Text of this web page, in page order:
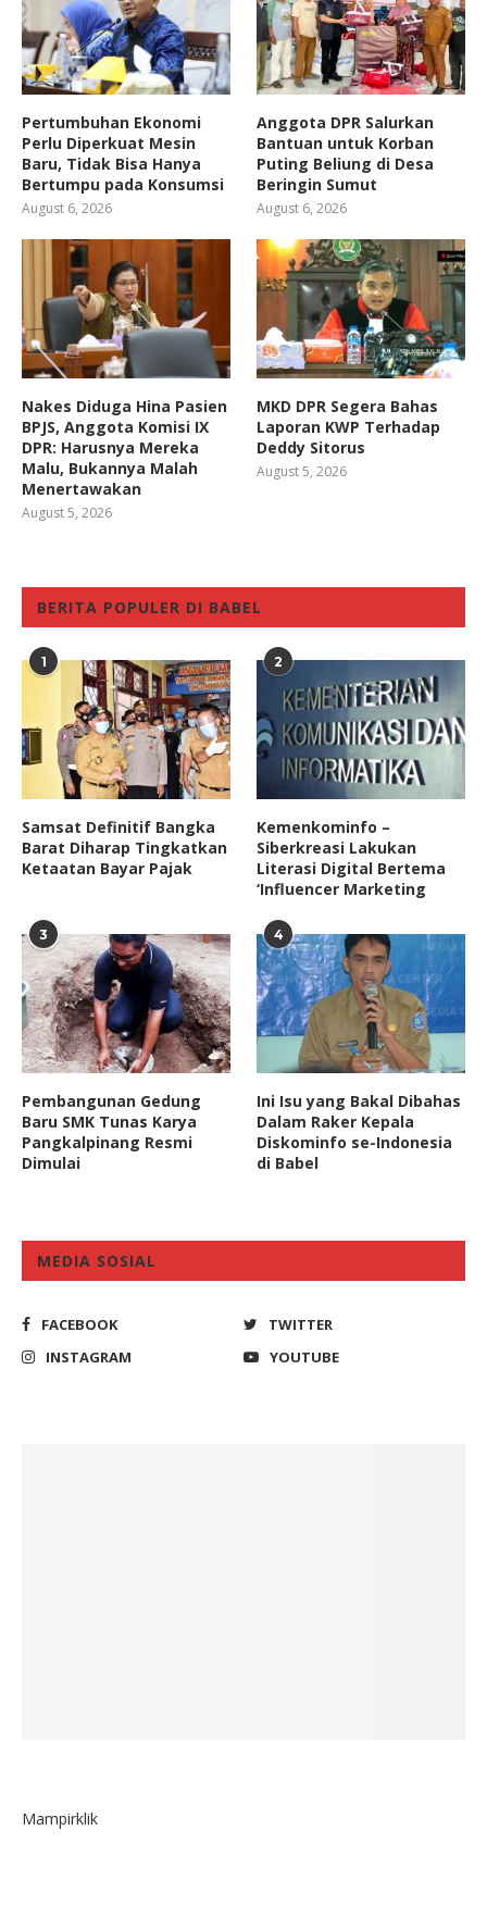
Pertumbuhan Ekonomi
Perlu Diperkuat Mesin
Baru, Tidak Bisa Hanya
Bertumpu pada Konsumsi
August 6, 2026
Anggota DPR Salurkan
Bantuan untuk Korban
Puting Beliung di Desa
Beringin Sumut
August 6, 2026
Nakes Diduga Hina Pasien
BPJS, Anggota Komisi IX
DPR: Harusnya Mereka
Malu, Bukannya Malah
Menertawakan
August 5, 2026
MKD DPR Segera Bahas
Laporan KWP Terhadap
Deddy Sitorus
August 5, 2026
BERITA POPULER DI BABEL
1
Samsat Definitif Bangka
Barat Diharap Tingkatkan
Ketaatan Bayar Pajak
2
Kemenkominfo –
Siberkreasi Lakukan
Literasi Digital Bertema
‘Influencer Marketing
3
Pembangunan Gedung
Baru SMK Tunas Karya
Pangkalpinang Resmi
Dimulai
4
Ini Isu yang Bakal Dibahas
Dalam Raker Kepala
Diskominfo se-Indonesia
di Babel
MEDIA SOSIAL
FACEBOOK
TWITTER
INSTAGRAM
YOUTUBE
Mampirklik